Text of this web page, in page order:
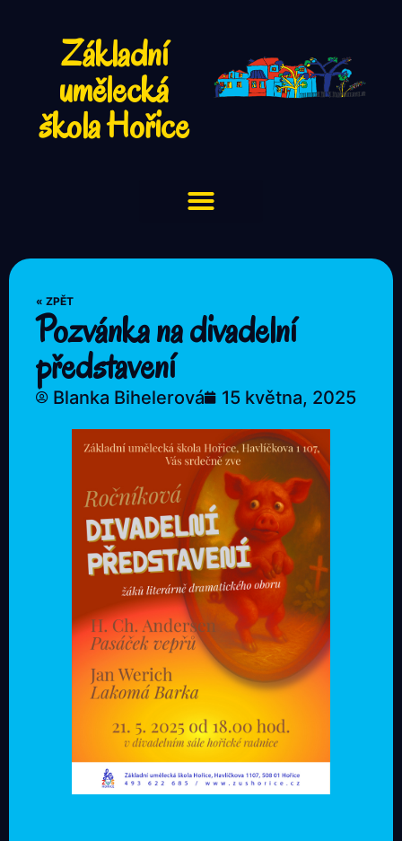
Základní
umělecká
škola Hořice
« ZPĚT
Pozvánka na divadelní
představení
Blanka Bihelerová 15 května, 2025